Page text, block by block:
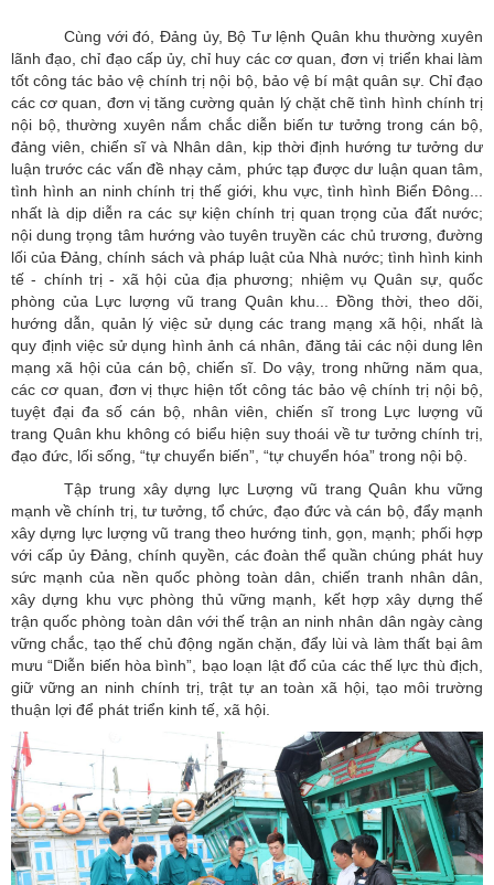
Cùng với đó, Đảng ủy, Bộ Tư lệnh Quân khu thường xuyên
lãnh đạo, chỉ đạo cấp ủy, chỉ huy các cơ quan, đơn vị triển khai làm
tốt công tác bảo vệ chính trị nội bộ, bảo vệ bí mật quân sự. Chỉ đạo
các cơ quan, đơn vị tăng cường quản lý chặt chẽ tình hình chính trị
nội bộ, thường xuyên nắm chắc diễn biến tư tưởng trong cán bộ,
đảng viên, chiến sĩ và Nhân dân, kịp thời định hướng tư tưởng dư
luận trước các vấn đề nhạy cảm, phức tạp được dư luận quan tâm,
tình hình an ninh chính trị thế giới, khu vực, tình hình Biển Đông...
nhất là dịp diễn ra các sự kiện chính trị quan trọng của đất nước;
nội dung trọng tâm hướng vào tuyên truyền các chủ trương, đường
lối của Đảng, chính sách và pháp luật của Nhà nước; tình hình kinh
tế - chính trị - xã hội của địa phương; nhiệm vụ Quân sự, quốc
phòng của Lực lượng vũ trang Quân khu... Đồng thời, theo dõi,
hướng dẫn, quản lý việc sử dụng các trang mạng xã hội, nhất là
quy định việc sử dụng hình ảnh cá nhân, đăng tải các nội dung lên
mạng xã hội của cán bộ, chiến sĩ. Do vậy, trong những năm qua,
các cơ quan, đơn vị thực hiện tốt công tác bảo vệ chính trị nội bộ,
tuyệt đại đa số cán bộ, nhân viên, chiến sĩ trong Lực lượng vũ
trang Quân khu không có biểu hiện suy thoái về tư tưởng chính trị,
đạo đức, lối sống, “tự chuyển biến”, “tự chuyển hóa” trong nội bộ.
Tập trung xây dựng lực Lượng vũ trang Quân khu vững
mạnh về chính trị, tư tưởng, tổ chức, đạo đức và cán bộ, đẩy mạnh
xây dựng lực lượng vũ trang theo hướng tinh, gọn, mạnh; phối hợp
với cấp ủy Đảng, chính quyền, các đoàn thể quần chúng phát huy
sức mạnh của nền quốc phòng toàn dân, chiến tranh nhân dân,
xây dựng khu vực phòng thủ vững mạnh, kết hợp xây dựng thế
trận quốc phòng toàn dân với thế trận an ninh nhân dân ngày càng
vững chắc, tạo thế chủ động ngăn chặn, đẩy lùi và làm thất bại âm
mưu “Diễn biến hòa bình”, bạo loạn lật đổ của các thế lực thù địch,
giữ vững an ninh chính trị, trật tự an toàn xã hội, tạo môi trường
thuận lợi để phát triển kinh tế, xã hội.